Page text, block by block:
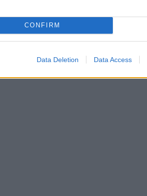
CONFIRM
Data Deletion Data Access
(406.281)